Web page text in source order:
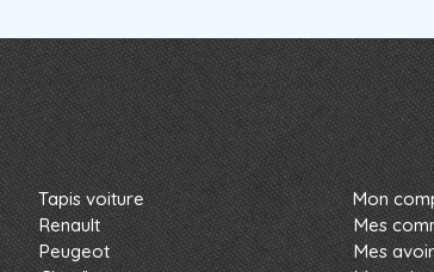
Tapis voiture
Renault
Peugeot
Mon
Mes
Mes